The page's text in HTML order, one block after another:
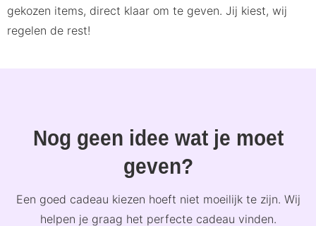
gekozen items, direct klaar om te geven. Jij kiest, wij
regelen de rest!
Nog geen idee wat je moet
geven?
Een goed cadeau kiezen hoeft niet moeilijk te zijn. Wij
helpen je graag het perfecte cadeau vinden.